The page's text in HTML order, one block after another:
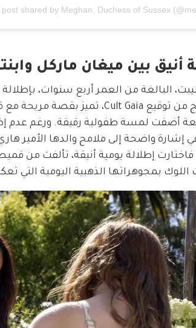
post shared by Meghan, Duchess of Sussex
أنيق بين ميغان ماركل
البالغة من العمر أربع سنوات،
أضفت لمسة طفولية رقيقة. ورغم عدم
إشارة واضحة إلى ملامح والدها الأمير
فاختارت إطلالة يومية أنيقة، تألفت من
اللوك بمجوهراتها الذهبية اليومية التي